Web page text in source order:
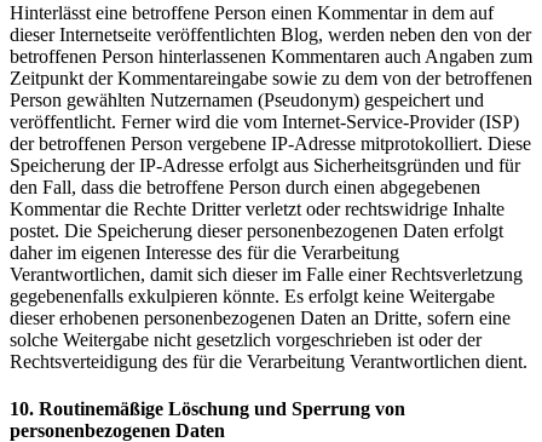
Hinterlässt eine betroffene Person einen Kommentar in dem auf
dieser Internetseite veröffentlichten Blog, werden neben den von der
betroffenen Person hinterlassenen Kommentaren auch Angaben zum
Zeitpunkt der Kommentareingabe sowie zu dem von der betroffenen
Person gewählten Nutzernamen (Pseudonym) gespeichert und
veröffentlicht. Ferner wird die vom Internet-Service-Provider (ISP)
der betroffenen Person vergebene IP-Adresse mitprotokolliert. Diese
Speicherung der IP-Adresse erfolgt aus Sicherheitsgründen und für
den Fall, dass die betroffene Person durch einen abgegebenen
Kommentar die Rechte Dritter verletzt oder rechtswidrige Inhalte
postet. Die Speicherung dieser personenbezogenen Daten erfolgt
daher im eigenen Interesse des für die Verarbeitung
Verantwortlichen, damit sich dieser im Falle einer Rechtsverletzung
gegebenenfalls exkulpieren könnte. Es erfolgt keine Weitergabe
dieser erhobenen personenbezogenen Daten an Dritte, sofern eine
solche Weitergabe nicht gesetzlich vorgeschrieben ist oder der
Rechtsverteidigung des für die Verarbeitung Verantwortlichen dient.
10. Routinemäßige Löschung und Sperrung von
personenbezogenen Daten